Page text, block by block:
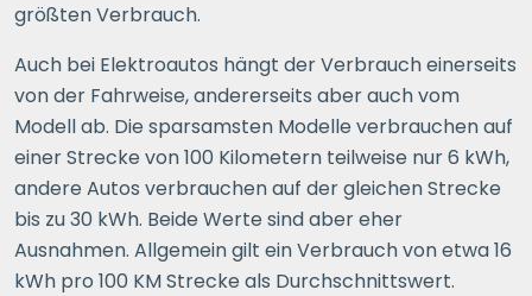
größten Verbrauch.
Auch bei Elektroautos hängt der Verbrauch einerseits
von der Fahrweise, andererseits aber auch vom
Modell ab. Die sparsamsten Modelle verbrauchen auf
einer Strecke von 100 Kilometern teilweise nur 6 kWh,
andere Autos verbrauchen auf der gleichen Strecke
bis zu 30 kWh. Beide Werte sind aber eher
Ausnahmen. Allgemein gilt ein Verbrauch von etwa 16
kWh pro 100 KM Strecke als Durchschnittswert.